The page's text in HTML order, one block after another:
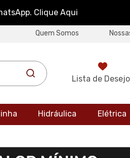
Clique Aqui
Quem Somos
Lista de
Hidráulica Elétrica